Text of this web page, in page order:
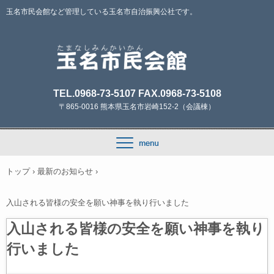
玉名市民会館など管理している玉名市自治振興公社です。
TEL.0968-73-5107 FAX.0968-73-5108
〒865-0016 熊本県玉名市岩崎152-2（会議棟）
トップ › 最新のお知らせ ›
入山される皆様の安全を願い神事を執り行いました
入山される皆様の安全を願い神事を執り
行いました